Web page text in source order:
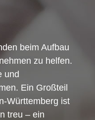
beim Aufbau
zu helfen.
und
Ein Großteil
Württemberg ist
treu – ein